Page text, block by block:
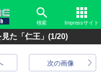
検索 Impressサイト
た「仁王」 (1/20)
次の画像